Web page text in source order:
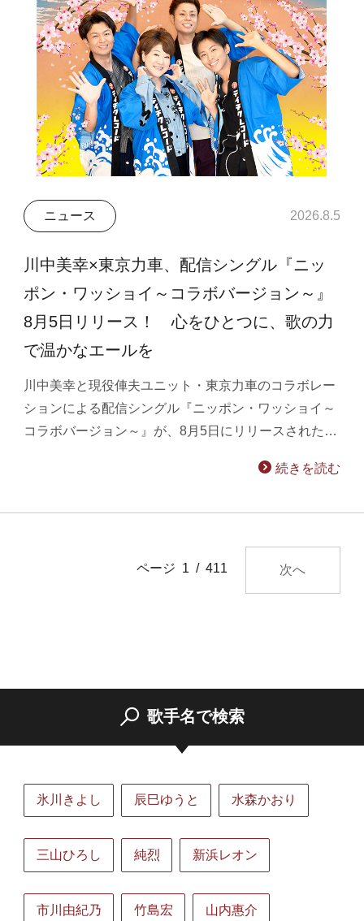
ニュース 2026.8.5
川中美幸×東京力車、配信シングル『ニッ
ポン・ワッショイ～コラボバージョン～』
8月5日リリース！ 心をひとつに、歌の力
で温かなエールを
川中美幸と現役俥夫ユニット・東京力車のコラボレー
ションによる配信シングル『ニッポン・ワッショイ～
コラボバージョン～』が、8月5日にリリースされた…
続きを読む
ページ 1 / 411 次へ
歌手名で検索
氷川きよし 辰巳ゆうと 水森かおり
三山ひろし 純烈 新浜レオン
市川由紀乃 竹島宏 山内惠介